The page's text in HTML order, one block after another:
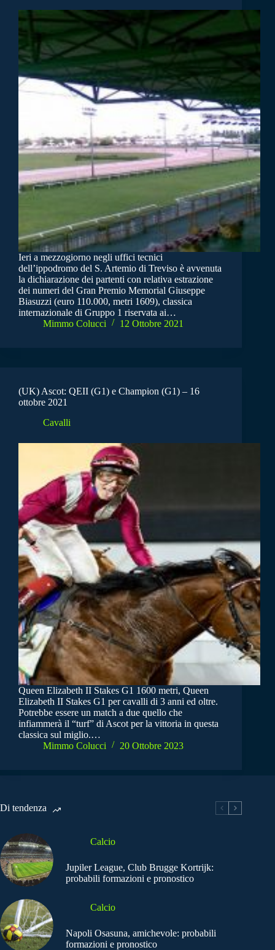
Ieri a mezzogiorno negli uffici tecnici
dell’ippodromo del S. Artemio di Treviso è avvenuta
la dichiarazione dei partenti con relativa estrazione
dei numeri del Gran Premio Memorial Giuseppe
Biasuzzi (euro 110.000, metri 1609), classica
internazionale di Gruppo 1 riservata ai…
Mimmo Colucci
12 Ottobre 2021
(UK) Ascot: QEII (G1) e Champion (G1) – 16
ottobre 2021
Cavalli
Queen Elizabeth II Stakes G1 1600 metri, Queen
Elizabeth II Stakes G1 per cavalli di 3 anni ed oltre.
Potrebbe essere un match a due quello che
infiammerà il “turf” di Ascot per la vittoria in questa
classica sul miglio.…
Mimmo Colucci
20 Ottobre 2023
Di tendenza
Calcio
Jupiler League, Club Brugge Kortrijk:
probabili formazioni e pronostico
Calcio
Napoli Osasuna, amichevole: probabili
formazioni e pronostico